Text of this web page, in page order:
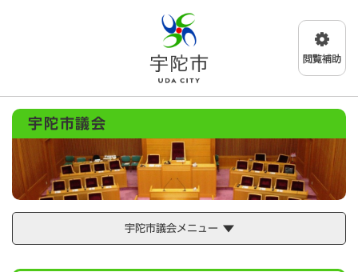
メニューを飛ばして本文へ
宇陀市議会
宇陀市議会メニュー